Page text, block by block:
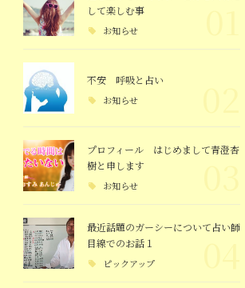
して楽しむ事
お知らせ
不安 呼吸と占い
お知らせ
プロフィール はじめまして青澄杏
樹と申します
お知らせ
最近話題のガーシーについて占い師
目線でのお話１
ピックアップ